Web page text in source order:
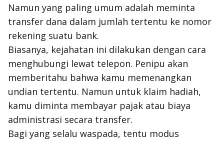
Namun yang paling umum adalah meminta
transfer dana dalam jumlah tertentu ke nomor
rekening suatu bank.
Biasanya, kejahatan ini dilakukan dengan cara
menghubungi lewat telepon. Penipu akan
memberitahu bahwa kamu memenangkan
undian tertentu. Namun untuk klaim hadiah,
kamu diminta membayar pajak atau biaya
administrasi secara transfer.
Bagi yang selalu waspada, tentu modus